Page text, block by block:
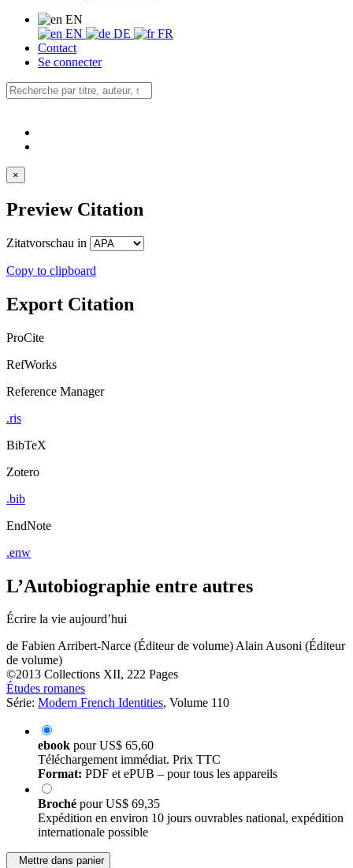
EN
EN
DE
FR
Contact
Se connecter
×
Preview Citation
Zitatvorschau in
Copy to clipboard
Export Citation
ProCite
RefWorks
Reference Manager
.ris
BibTeX
Zotero
.bib
EndNote
.enw
L’Autobiographie entre autres
Écrire la vie aujourd’hui
de Fabien Arribert-Narce (Éditeur de volume)Alain Ausoni (Éditeur
de volume)
©2013 Collections XII, 222 Pages
Études romanes
Série: Modern French Identities, Volume 110
ebook pourUS$ 65,60
Téléchargement immédiat. Prix TTC
Format: PDF et ePUB – pour tous les appareils
Broché pourUS$ 69,35
Expédition en environ 10 jours ouvrables national, expédition
internationale possible
Mettre dans panier